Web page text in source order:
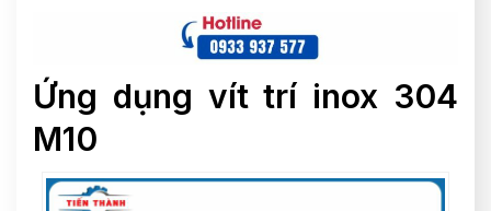
Ứng dụng vít trí inox 304
M10